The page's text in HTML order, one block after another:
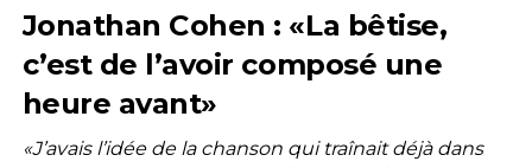
Jonathan Cohen : «La bêtise,
c’est de l’avoir composé une
heure avant»
«J’avais l’idée de la chanson qui traînait déjà dans